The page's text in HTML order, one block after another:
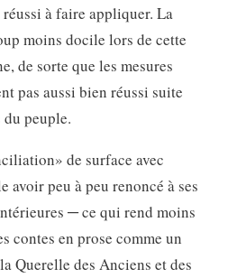
à faire appliquer. La
moins docile lors de cette
de sorte que les mesures
pas aussi bien réussi suite
peuple.
de surface avec
avoir peu à peu renoncé à ses
─ ce qui rend moins
contes en prose comme un
Querelle des Anciens et des